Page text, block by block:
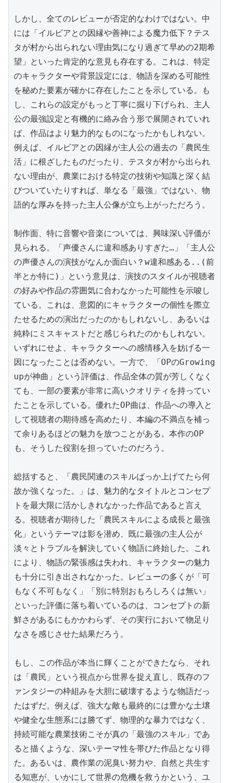
しかし、全てのレビューが否定的なわけではない。中
には「イルビアとの因縁や善神による魔力低下？テス
タが村から出られない理由気になり過ぎて早めの2期希
望」といった肯定的な意見も存在する。これは、特定
のキャラクターや背景設定には、物語を深める可能性
を秘めた要素が確かに存在したことを示している。も
し、これらの設定がもっと丁寧に掘り下げられ、主人
公の最強設定と有機的に絡み合う形で展開されていれ
ば、作品はより魅力的なものになったかもしれない。
例えば、イルビアとの因縁が主人公の過去の「農民生
活」に根ざしたものだったり、テスタが村から出られ
ない理由が、農業における特定の技術や知識と深く結
びついていたりすれば、単なる「最強」ではない、物
語的な厚みを持った主人公像が立ち上がっただろう。
制作面、特に音響や音楽については、興味深い評価が
見られる。「声優さんに違和感ありすぎた…」「主人公
の声優さんの演技がなんか面白い？w違和感ある..(前
半とか特に)」という意見は、演技のスタイルが視聴者
の好みや作品の雰囲気に合わなかった可能性を示唆し
ている。これは、意図的にキャラクターの個性を際立
たせるための演出だったのかもしれないし、あるいは
純粋にミスキャストだと感じられたのかもしれない。
いずれにせよ、キャラクターへの感情移入を妨げる一
因になったことは否めない。一方で、「OPのGrowing
upが神曲」という評価は、作品全体の質が芳しくなく
ても、一部の要素が非常に高いクオリティを持ってい
たことを示している。優れたOP曲は、作品への導入と
して視聴者の期待感を高めたり、本編の不満点を補っ
て余りあるほどの魅力を放つことがある。本作のOP
も、そうした役割を担っていたのだろう。
総括すると、「農民関連のスキルばっか上げてたら何
故か強くなった。」は、魅力的なタイトルとコンセプ
トを最大限に活かしきれなかった作品であると言え
る。視聴者が期待した「農民スキルによる成長と最強
化」というテーマは影を潜め、既に最強の主人公が
淡々とトラブルを解決していく物語に終始した。これ
により、物語の緊張感は失われ、キャラクターの魅力
も十分に引き出されなかった。レビューの多くが「可
もなく不可もなく」「別に特別おもろしろくは無い」
といった評価に落ち着いているのは、コンセプトの新
鮮さがあるにもかかわらず、その実行において物足り
なさを感じさせた結果だろう。
もし、この作品が本当に輝くことができたなら、それ
は「農民」という視点から世界を捉え直し、既存のフ
ァンタジーの枠組みを大胆に破壊するような物語だっ
たはずだ。例えば、強大な敵も最終的には豊かな土壌
や健全な生態系には勝てず、物理的な暴力ではなく、
持続可能な農業技術こそが真の「最強のスキル」であ
ると描くような、深いテーマ性を帯びた作品となり得
た。あるいは、農作業の泥臭い努力や、自然と共生す
る知恵が、いかにして世界の危機を救うかという、ユ